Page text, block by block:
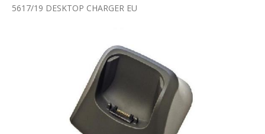
5617/19 DESKTOP CHARGER EU